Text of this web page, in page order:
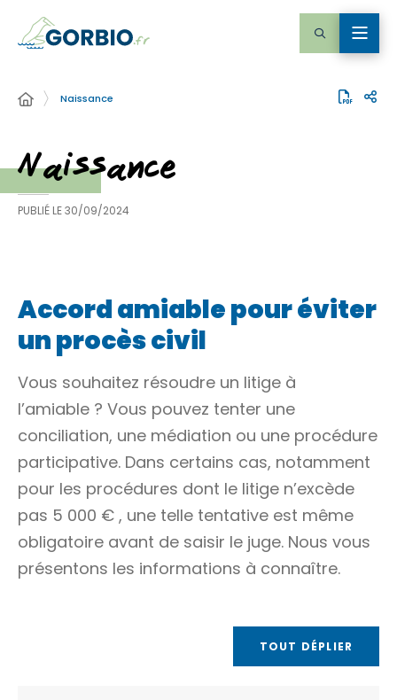
Naissance
Naissance
PUBLIÉ LE30/09/2024
Accord amiable pour éviter
un procès civil
Vous souhaitez résoudre un litige à
l’amiable ? Vous pouvez tenter une
conciliation, une médiation ou une procédure
participative. Dans certains cas, notamment
pour les procédures dont le litige n’excède
pas 5 000 € , une telle tentative est même
obligatoire avant de saisir le juge. Nous vous
présentons les informations à connaître.
TOUT DÉPLIER